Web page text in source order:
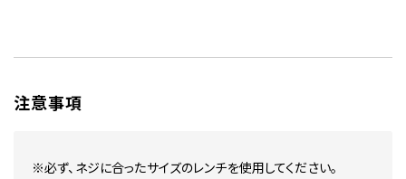
注意事項
※必ず、ネジに合ったサイズのレンチを使用してください。